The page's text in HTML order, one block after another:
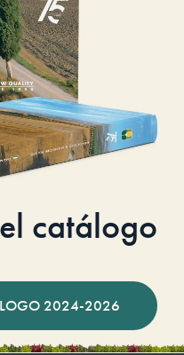
catálogo
2024-2026